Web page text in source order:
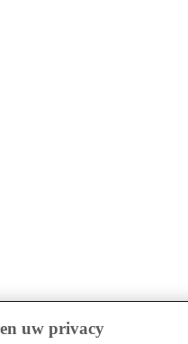
uw privacy